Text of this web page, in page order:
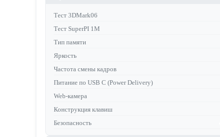
Тест 3DMark06
Тест SuperPI 1M
Тип памяти
Яркость
Частота смены кадров
Питание по USB C (Power Delivery)
Web-камера
Конструкция клавиш
Безопасность